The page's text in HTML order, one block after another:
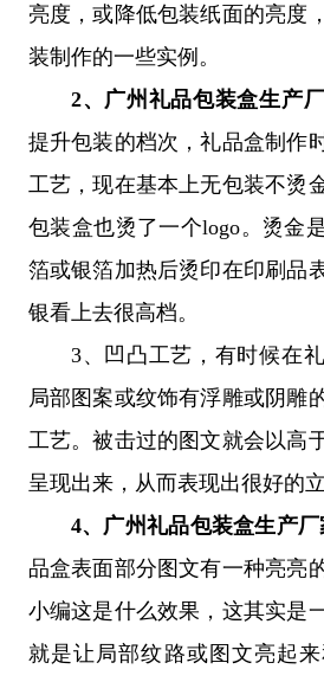
亮度，或降低包装纸面的亮度
装制作的一些实例。
2、 广州礼品包装盒生产
提升包装的档次，礼品盒制作
工艺，现在基本上无包装不烫
包装盒也烫了一个logo。烫金
箔或银箔加热后烫印在印刷品
银看上去很高档。
3、 凹凸工艺，有时候在
局部图案或纹饰有浮雕或阴雕
工艺。被击过的图文就会以高
呈现出来，从而表现出很好的
4、 广州礼品包装盒生产厂
品盒表面部分图文有一种亮亮
小编这是什么效果，这其实是
就是让局部纹路或图文亮起